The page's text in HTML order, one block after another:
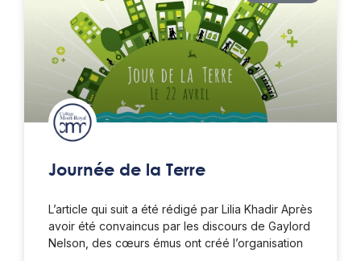
Journée de la Terre
L’article qui suit a été rédigé par Lilia Khadir Après
avoir été convaincus par les discours de Gaylord
Nelson, des cœurs émus ont créé l’organisation